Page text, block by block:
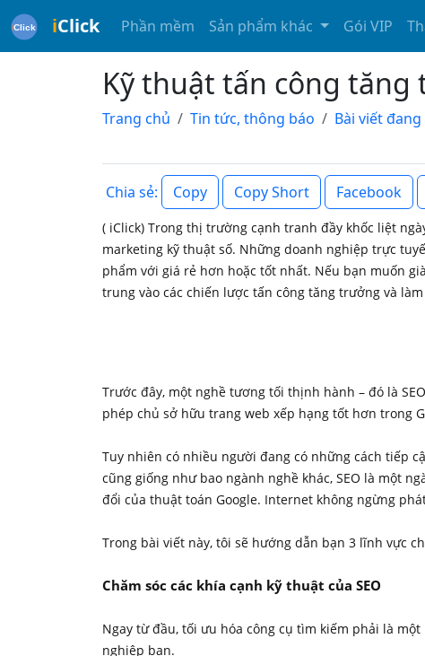
iClick Phần mềm Sản phẩm khác Gói VIP
Kỹ thuật tấn công tăng
Trang chủ Tin tức, thông báo Bài viết đang
Chia sẻ: Copy Copy Short Facebook
( iClick) Trong thị trường cạnh tranh đầy khốc liệt
marketing kỹ thuật số. Những doanh nghiệp trực
phẩm với giá rẻ hơn hoặc tốt nhất. Nếu bạn muốn
trung vào các chiến lược tấn công tăng trưởng và
Trước đây, một nghề tương tối thịnh hành – đó là
phép chủ sở hữu trang web xếp hạng tốt hơn trong
Tuy nhiên có nhiều người đang có những cách tiếp
cũng giống như bao ngành nghề khác, SEO là một
đổi của thuật toán Google. Internet không ngừng
Trong bài viết này, tôi sẽ hướng dẫn bạn 3 lĩnh vực
Chăm sóc các khía cạnh kỹ thuật của SEO
Ngay từ đầu, tối ưu hóa công cụ tìm kiếm phải là
nghiệp bạn.